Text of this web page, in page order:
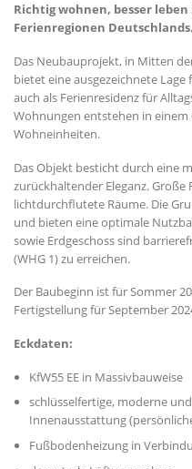
Richtig wohnen, besser
Ferienregionen Deutschlands.
Das Neubauprojekt, in Mitten
bietet eine ausgezeichnete
auch als Ferienresidenz für
Wohnungen entstehen in einem
Wohneinheiten.
Das Objekt besticht durch eine
zurückhaltender Eleganz.
lichtdurchflutete Räume. Die
und bieten eine optimale
sowie Erdgeschoss sind
(WHG 1) zu erreichen.
Der Baubeginn ist für Sommer
Fertigstellung für September
Eckdaten:
KfW55 EE in Massivbauweise
schlüsselfertige, moderne
Innenausstattung
Fußbodenheizung in